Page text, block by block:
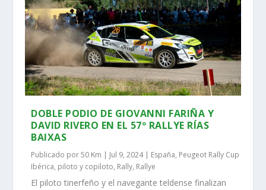
DOBLE PODIO DE GIOVANNI FARIÑA Y
DAVID RIVERO EN EL 57º RALLYE RÍAS
BAIXAS
Publicado por50 Km | Jul 9, 2024| España, Peugeot Rally Cup
Ibérica, piloto y copiloto, Rally, Rallye
El piloto tinerfeño y el navegante teldense finalizan